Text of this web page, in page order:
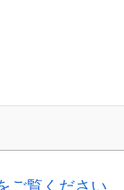
ご覧ください。